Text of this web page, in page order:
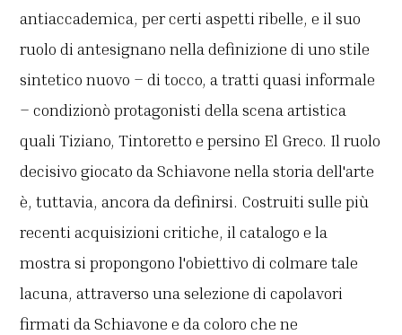
antiaccademica, per certi aspetti ribelle, e il suo
ruolo di antesignano nella definizione di uno stile
sintetico nuovo – di tocco, a tratti quasi informale
– condizionò protagonisti della scena artistica
quali Tiziano, Tintoretto e persino El Greco. Il ruolo
decisivo giocato da Schiavone nella storia dell'arte
è, tuttavia, ancora da definirsi. Costruiti sulle più
recenti acquisizioni critiche, il catalogo e la
mostra si propongono l'obiettivo di colmare tale
lacuna, attraverso una selezione di capolavori
firmati da Schiavone e da coloro che ne